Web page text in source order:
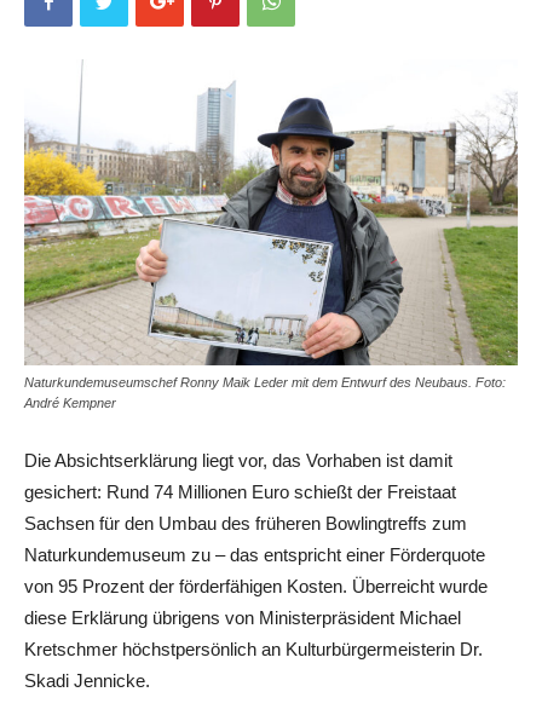
Naturkundemuseumschef Ronny Maik Leder mit dem Entwurf des Neubaus. Foto:
André Kempner
Die Absichtserklärung liegt vor, das Vorhaben ist damit
gesichert: Rund 74 Millionen Euro schießt der Freistaat
Sachsen für den Umbau des früheren Bowlingtreffs zum
Naturkundemuseum zu – das entspricht einer Förderquote
von 95 Prozent der förderfähigen Kosten. Überreicht wurde
diese Erklärung übrigens von Ministerpräsident Michael
Kretschmer höchstpersönlich an Kulturbürgermeisterin Dr.
Skadi Jennicke.